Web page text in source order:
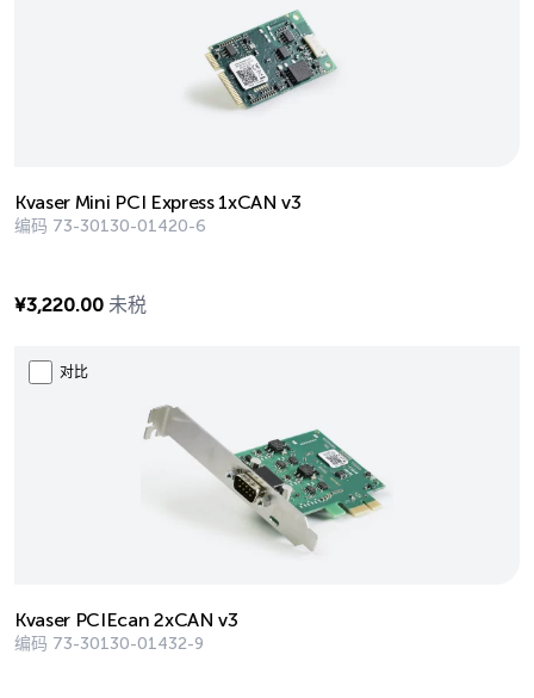
Kvaser Mini PCI Express 1xCAN v3
编码 73-30130-01420-6
¥3,220.00 未税
对比
Kvaser PCIEcan 2xCAN v3
编码 73-30130-01432-9